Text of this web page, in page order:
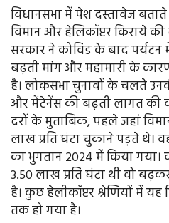
विधानसभा में पेश दस्तावेज
विमान और हेलिकॉप्टर किराये
सरकार ने कोविड के बाद पर्यटन
बढ़ती मांग और महामारी के
है। लोकसभा चुनावों के चलते
और मेंटेनेंस की बढ़ती लागत की
दरों के मुताबिक, पहले जहां
लाख प्रति घंटा चुकाने पड़ते थे।
का भुगतान 2024 में किया गया।
3.50 लाख प्रति घंटा थी वो
है। कुछ हेलीकॉप्टर श्रेणियों में यह
तक हो गया है।